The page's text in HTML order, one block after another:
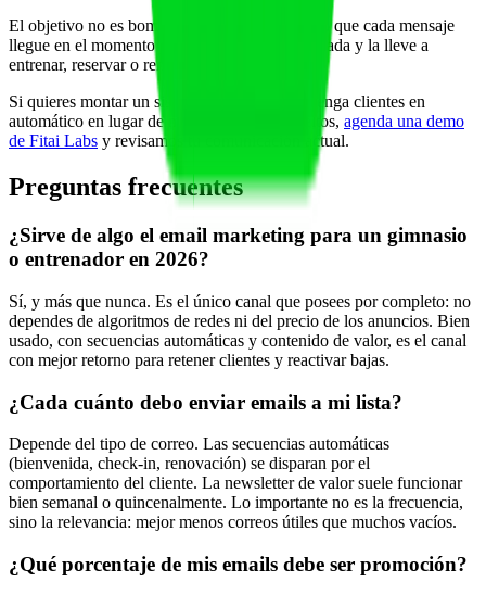
El objetivo no es bombardear con correos, sino que cada mensaje
llegue en el momento justo, a la persona adecuada y la lleve a
entrenar, reservar o renovar.
Si quieres montar un sistema de email que retenga clientes en
automático en lugar de mandar boletines sueltos, agenda una demo
de Fitai Labs y revisamos tu comunicación actual.
Preguntas frecuentes
¿Sirve de algo el email marketing para un gimnasio
o entrenador en 2026?
Sí, y más que nunca. Es el único canal que posees por completo: no
dependes de algoritmos de redes ni del precio de los anuncios. Bien
usado, con secuencias automáticas y contenido de valor, es el canal
con mejor retorno para retener clientes y reactivar bajas.
¿Cada cuánto debo enviar emails a mi lista?
Depende del tipo de correo. Las secuencias automáticas
(bienvenida, check-in, renovación) se disparan por el
comportamiento del cliente. La newsletter de valor suele funcionar
bien semanal o quincenalmente. Lo importante no es la frecuencia,
sino la relevancia: mejor menos correos útiles que muchos vacíos.
¿Qué porcentaje de mis emails debe ser promoción?